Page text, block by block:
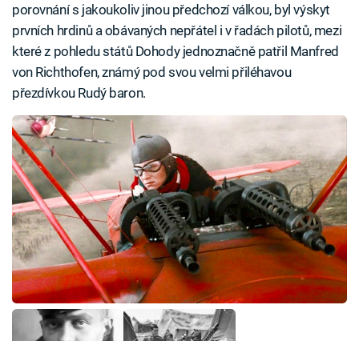
porovnání s jakoukoliv jinou předchozí válkou, byl výskyt
prvních hrdinů a obávaných nepřátel i v řadách pilotů, mezi
které z pohledu států Dohody jednoznačně patřil Manfred
von Richthofen, známý pod svou velmi přiléhavou
přezdívkou Rudý baron.